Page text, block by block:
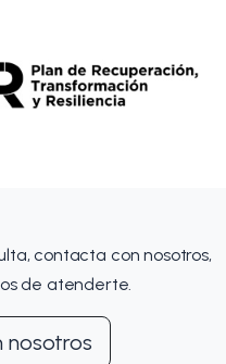
contacta con nosotros,
de atenderte.
nosotros